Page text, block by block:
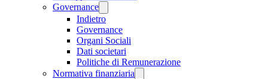
Governance
Indietro
Governance
Organi Sociali
Dati societari
Politiche di Remunerazione
Normativa finanziaria